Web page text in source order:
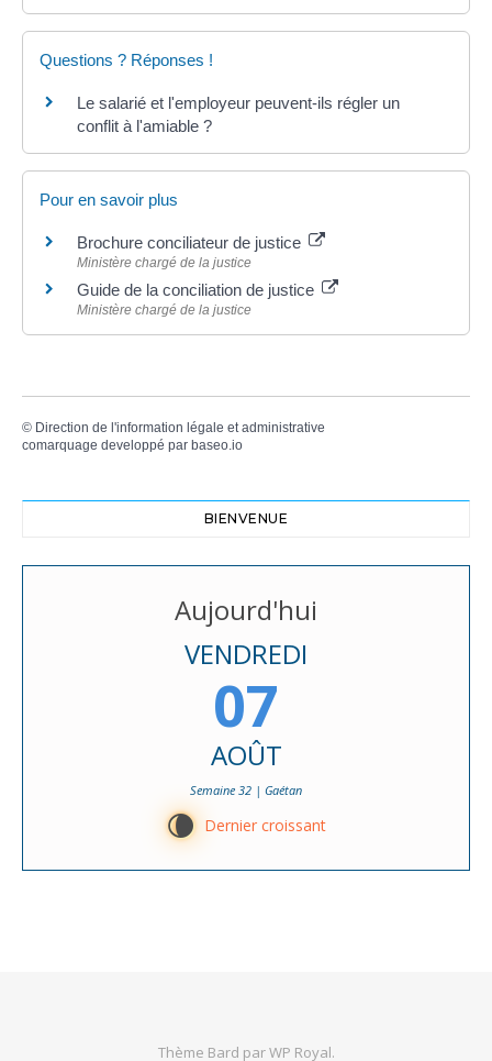
Questions ? Réponses !
Le salarié et l'employeur peuvent-ils régler un
conflit à l'amiable ?
Pour en savoir plus
Brochure conciliateur de justice
Ministère chargé de la justice
Guide de la conciliation de justice
Ministère chargé de la justice
© Direction de l'information légale et administrative
comarquage developpé par baseo.io
BIENVENUE
Aujourd'hui
VENDREDI
07
AOÛT
Semaine 32 | Gaétan
V Dernier croissant
Thème Bard parWP Royal.